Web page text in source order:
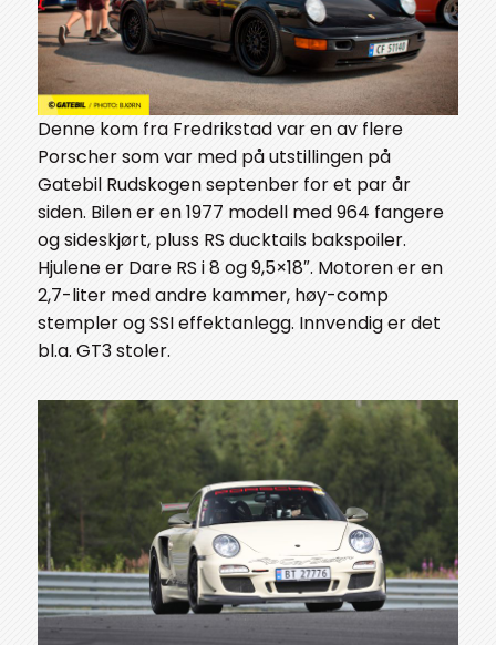
Denne kom fra Fredrikstad var en av flere
Porscher som var med på utstillingen på
Gatebil Rudskogen septenber for et par år
siden. Bilen er en 1977 modell med 964 fangere
og sideskjørt, pluss RS ducktails bakspoiler.
Hjulene er Dare RS i 8 og 9,5×18″. Motoren er en
2,7-liter med andre kammer, høy-comp
stempler og SSI effektanlegg. Innvendig er det
bl.a. GT3 stoler.